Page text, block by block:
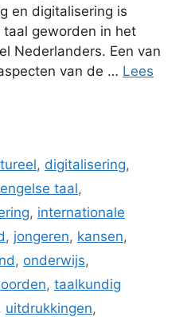
en digitalisering is
taal geworden in het
Nederlanders. Een van
van de … Lees
, digitalisering,
engelse taal,
, internationale
, jongeren, kansen,
, onderwijs,
, taalkundig
, uitdrukkingen,